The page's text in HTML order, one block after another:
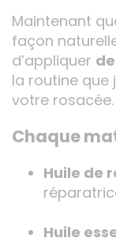
Maintenant
façon
d’appliquer
la routine
votre rosacée.
Chaque
Huile de
Huile